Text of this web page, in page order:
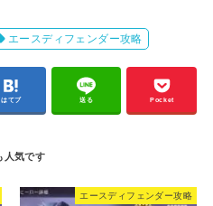
エースディフェンダー攻略
はてブ 送る Pocket
エースディフェンダー攻略